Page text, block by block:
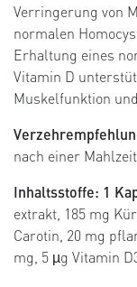
Verringerung von
normalen
Erhaltung eines
Vitamin D
Muskelfunktion
nach einer
Inhaltsstoffe: 1
extrakt, 185 mg
Carotin, 20 mg
mg, 5 µg Vitamin